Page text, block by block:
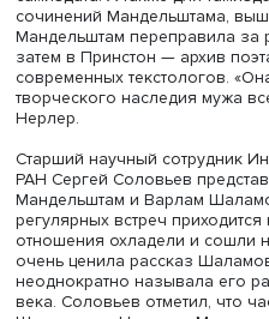
детского творчества.
педагогическим
наконец, Псков.